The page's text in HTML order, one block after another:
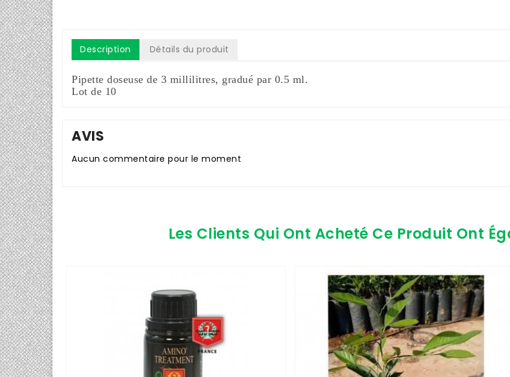
Description Détails du produit
Pipette doseuse de 3 millilitres, gradué par 0.5 ml.
Lot de 10
AVIS
Aucun commentaire pour le moment
Les Clients Qui Ont Acheté Ce Produit Ont